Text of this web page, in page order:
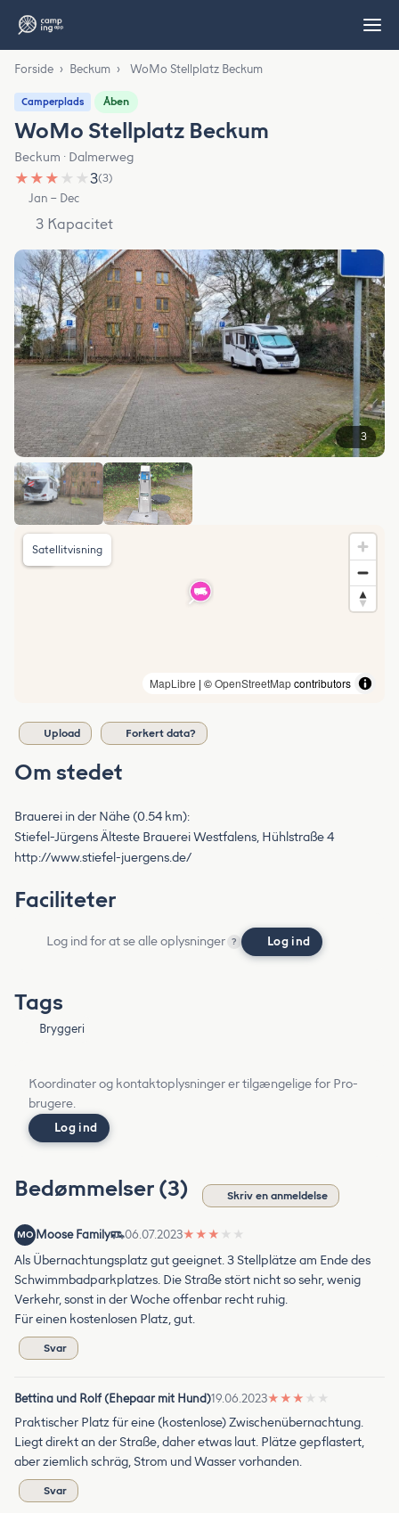
Forside › Beckum › WoMo Stellplatz Beckum
Camperplads Åben
WoMo Stellplatz Beckum
Beckum · Dalmerweg
★ ★ ★ ★ ★3(3)
Jan – Dec
3 Kapacitet
3
MapLibre | ©OpenStreetMapcontributors
Satellitvisning
Upload Forkert data?
Om stedet
Brauerei in der Nähe (0.54 km):
Stiefel-Jürgens Älteste Brauerei Westfalens, Hühlstraße 4
http://www.stiefel-juergens.de/
Faciliteter
Log ind for at se alle oplysninger ? Log ind
Tags
Bryggeri
Koordinater og kontaktoplysninger er tilgængelige for Pro-
brugere.
Log ind
Bedømmelser (3) Skriv en anmeldelse
MO Moose Family 06.07.2023★ ★ ★ ★ ★
Als Übernachtungsplatz gut geeignet. 3 Stellplätze am Ende des
Schwimmbadparkplatzes. Die Straße stört nicht so sehr, wenig
Verkehr, sonst in der Woche offenbar recht ruhig.
Für einen kostenlosen Platz, gut.
Svar
Bettina und Rolf (Ehepaar mit Hund)19.06.2023★ ★ ★ ★ ★
Praktischer Platz für eine (kostenlose) Zwischenübernachtung.
Liegt direkt an der Straße, daher etwas laut. Plätze gepflastert,
aber ziemlich schräg, Strom und Wasser vorhanden.
Svar